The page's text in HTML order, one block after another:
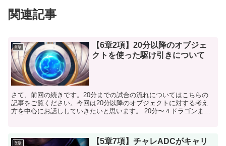
関連記事
6章
【6章2項】20分以降のオブジェ
クトを使った駆け引きについて
さて、前回の続きです。20分までの試合の流れについてはこちらの
記事をご覧ください。今回は20分以降のオブジェクトに対する考え
方を中心にお話ししていきたいと思います。 20分〜４ドラゴンまで
5章
【5章7項】チャレADCがキャリ